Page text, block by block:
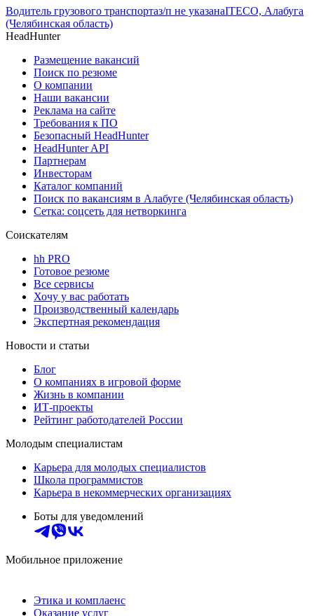
Водитель грузового транспортаз/п не указанаITECO, Алабуга
(Челябинская область)
HeadHunter
Размещение вакансий
Поиск по резюме
О компании
Наши вакансии
Реклама на сайте
Требования к ПО
Безопасный HeadHunter
HeadHunter API
Партнерам
Инвесторам
Каталог компаний
Поиск по вакансиям в Алабуге (Челябинская область)
Сетка: соцсеть для нетворкинга
Соискателям
hh PRO
Готовое резюме
Все сервисы
Хочу у вас работать
Производственный календарь
Экспертная рекомендация
Новости и статьи
Блог
О компаниях в игровой форме
Жизнь в компании
ИТ-проекты
Рейтинг работодателей России
Молодым специалистам
Карьера для молодых специалистов
Школа программистов
Карьера в некоммерческих организациях
Боты для уведомлений
Мобильное приложение
Этика и комплаенс
Оказание услуг